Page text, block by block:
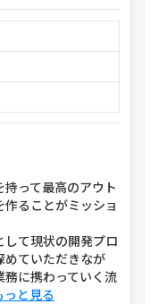
って最高のアウト
ることがミッショ
して現状の開発プロ
めていただきなが
務に携わっていく流
っと見る